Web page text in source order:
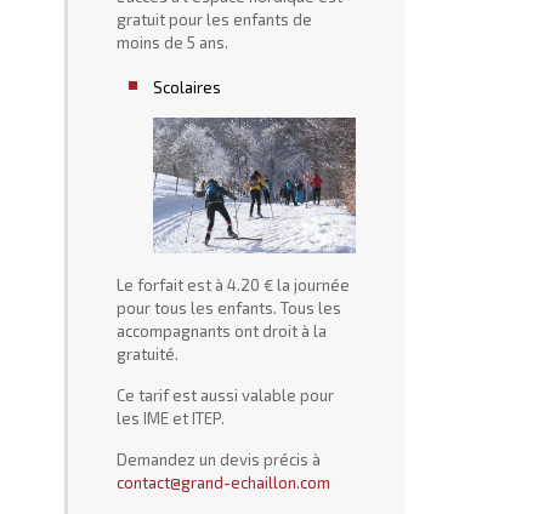
gratuit pour les enfants de
moins de 5 ans.
Scolaires
Le forfait est à 4.20 € la journée
pour tous les enfants. Tous les
accompagnants ont droit à la
gratuité.
Ce tarif est aussi valable pour
les IME et ITEP.
Demandez un devis précis à
contact@grand-echaillon.com